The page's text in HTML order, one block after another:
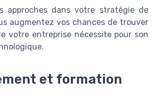
approches dans votre stratégie de
augmentez vos chances de trouver
votre entreprise nécessite pour son
et formation